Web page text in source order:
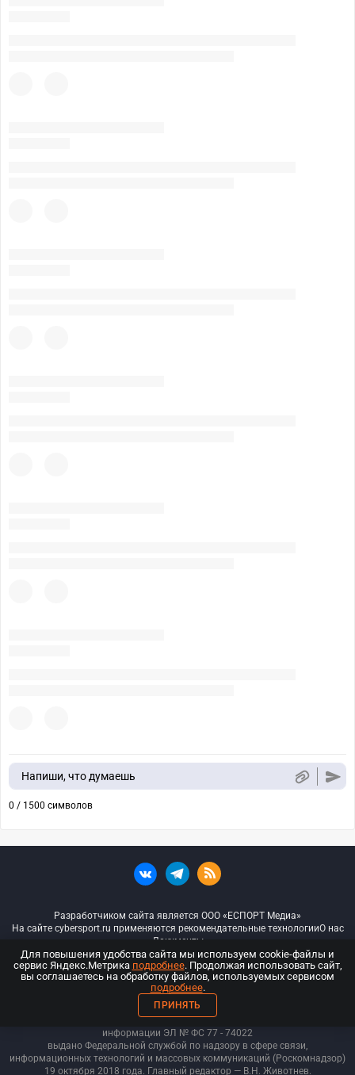
Напиши, что думаешь
0 / 1500 символов
Разработчиком сайта является ООО «ЕСПОРТ Медиа»
На сайте cybersport.ru применяются рекомендательные технологииО нас
Документы
© ООО «Киберспорт.ру» — Все права защищены
18+
ООО «Киберспорт.ру». Свидетельство о регистрации средств массовой
информации ЭЛ № ФС 77 - 74022
выдано Федеральной службой по надзору в сфере связи,
информационных технологий и массовых коммуникаций (Роскомнадзор)
19 октября 2018 года. Главный редактор — В.Н. Животнев.
Для повышения удобства сайта мы используем cookie-файлы и
сервис Яндекс.Метрика подробнее. Продолжая использовать сайт,
вы соглашаетесь на обработку файлов, используемых сервисом
подробнее.
ПРИНЯТЬ